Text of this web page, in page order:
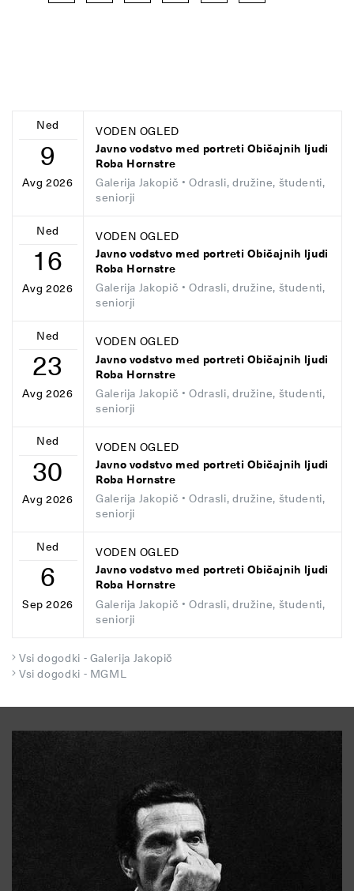
Ned
9
Avg 2026
VODEN OGLED
Javno vodstvo med portreti Običajnih ljudi
Roba Hornstre
Galerija Jakopič • Odrasli, družine, študenti,
seniorji
Ned
16
Avg 2026
VODEN OGLED
Javno vodstvo med portreti Običajnih ljudi
Roba Hornstre
Galerija Jakopič • Odrasli, družine, študenti,
seniorji
Ned
23
Avg 2026
VODEN OGLED
Javno vodstvo med portreti Običajnih ljudi
Roba Hornstre
Galerija Jakopič • Odrasli, družine, študenti,
seniorji
Ned
30
Avg 2026
VODEN OGLED
Javno vodstvo med portreti Običajnih ljudi
Roba Hornstre
Galerija Jakopič • Odrasli, družine, študenti,
seniorji
Ned
6
Sep 2026
VODEN OGLED
Javno vodstvo med portreti Običajnih ljudi
Roba Hornstre
Galerija Jakopič • Odrasli, družine, študenti,
seniorji
Vsi dogodki - Galerija Jakopič
Vsi dogodki - MGML